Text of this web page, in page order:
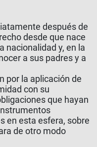
después de
desde que nace
nacionalidad y, en la
a sus padres y a
por la aplicación de
con su
que hayan
en esta esfera, sobre
de otro modo